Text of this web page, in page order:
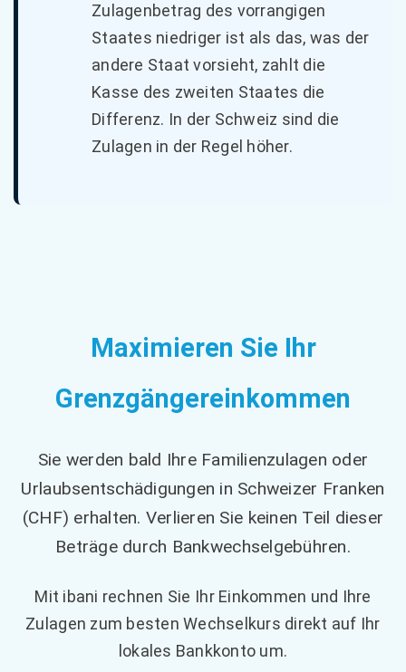
Zulagenbetrag des vorrangigen
Staates niedriger ist als das, was der
andere Staat vorsieht, zahlt die
Kasse des zweiten Staates die
Differenz. In der Schweiz sind die
Zulagen in der Regel höher.
Maximieren Sie Ihr
Grenzgängereinkommen
Sie werden bald Ihre Familienzulagen oder
Urlaubsentschädigungen in Schweizer Franken
(CHF) erhalten. Verlieren Sie keinen Teil dieser
Beträge durch Bankwechselgebühren.
Mit ibani rechnen Sie Ihr Einkommen und Ihre
Zulagen zum besten Wechselkurs direkt auf Ihr
lokales Bankkonto um.